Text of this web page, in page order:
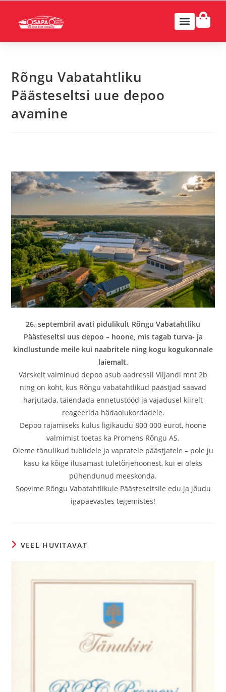
Rõngu Vabatahtliku
Päästeseltsi uue depoo
avamine
26. septembril avati pidulikult Rõngu Vabatahtliku
Päästeseltsi uus depoo – hoone, mis tagab turva- ja
kindlustunde meile kui naabritele ning kogu kogukonnale
laiemalt.
Värskelt valminud depoo asub aadressil Viljandi mnt 2b
ning on koht, kus Rõngu vabatahtlikud päästjad saavad
harjutada, täiendada ennetustööd ja vajadusel kiirelt
reageerida hädaolukordadele.
Depoo rajamiseks kulus ligikaudu 800 000 eurot, hoone
valmimist toetas ka Promens Rõngu AS.
Oleme tänulikud tublidele ja vapratele päästjatele – pole ju
kasu ka kõige ilusamast tuletõrjehoonest, kui ei oleks
pühendunud meeskonda.
Soovime Rõngu Vabatahtlikule Päästeseltsile edu ja jõudu
igapäevastes tegemistes!
VEEL HUVITAVAT